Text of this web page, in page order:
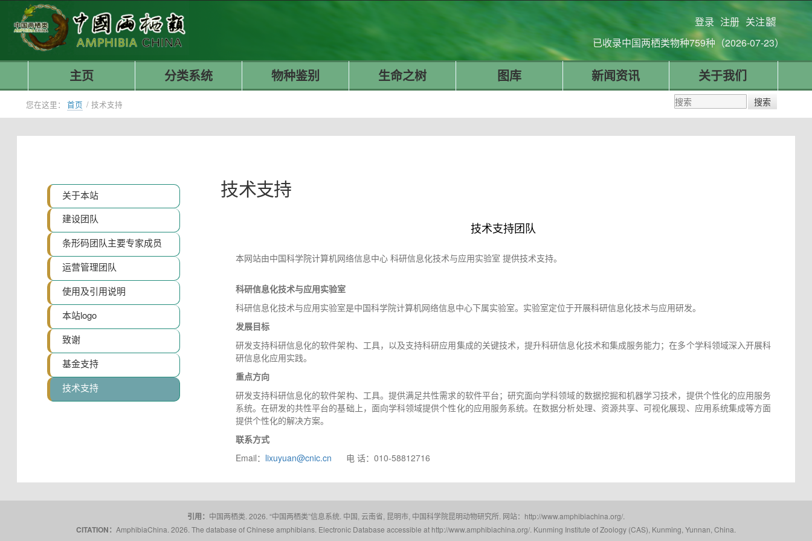
登录 注册 关注
已收录中国两栖类物种759种（2026-07-23）
主页 分类系统 物种鉴别 生命之树 图库 新闻资讯 关于我们
您在这里： 首页 / 技术支持
关于本站
建设团队
条形码团队主要专家成员
运营管理团队
使用及引用说明
本站logo
致谢
基金支持
技术支持
技术支持
技术支持团队
本网站由中国科学院计算机网络信息中心 科研信息化技术与应用实验室 提供技术支持。
科研信息化技术与应用实验室
科研信息化技术与应用实验室是中国科学院计算机网络信息中心下属实验室。实验室定位于开展科研信息化技术与应用研发。
发展目标
研发支持科研信息化的软件架构、工具，以及支持科研应用集成的关键技术，提升科研信息化技术和集成服务能力；在多个学科领域深入开展科
研信息化应用实践。
重点方向
研发支持科研信息化的软件架构、工具。提供满足共性需求的软件平台；研究面向学科领域的数据挖掘和机器学习技术，提供个性化的应用服务
系统。在研发的共性平台的基础上，面向学科领域提供个性化的应用服务系统。在数据分析处理、资源共享、可视化展现、应用系统集成等方面
提供个性化的解决方案。
联系方式
Email： lixuyuan@cnic.cn 电 话：010-58812716
引用： 中国两栖类. 2026. “中国两栖类”信息系统. 中国, 云南省, 昆明市, 中国科学院昆明动物研究所. 网站：http://www.amphibiachina.org/.
CITATION： AmphibiaChina. 2026. The database of Chinese amphibians. Electronic Database accessible at http://www.amphibiachina.org/. Kunming Institute of Zoology (CAS), Kunming, Yunnan, China.